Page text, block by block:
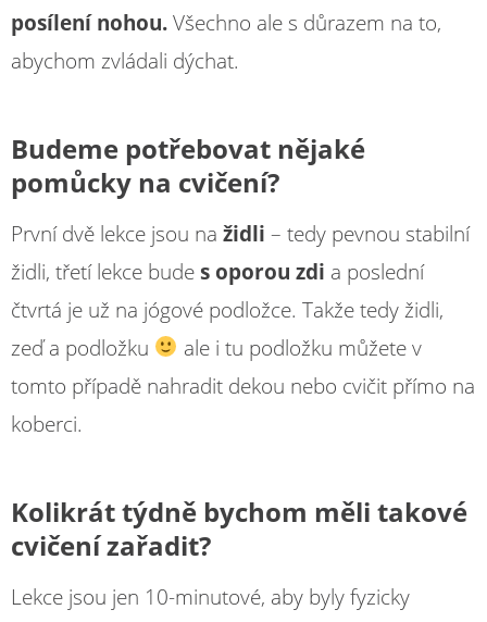
posílení nohou.Všechno ale s důrazem na to,
abychom zvládali dýchat.
Budeme potřebovat nějaké
pomůcky na cvičení?
První dvě lekce jsou na židli – tedy pevnou stabilní
židli, třetí lekce budes oporou zdi a poslední
čtvrtá je už na jógové podložce. Takže tedy židli,
zeď a podložku
ale i tu podložku můžete v
tomto případě nahradit dekou nebo cvičit přímo na
koberci.
Kolikrát týdně bychom měli takové
cvičení zařadit?
Lekce jsou jen 10-minutové, aby byly fyzicky